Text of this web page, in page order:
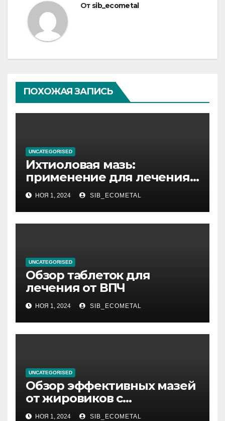
От sib_ecometal
ПОХОЖАЯ ЗАПИСЬ
UNCATEGORISED
Ихтиоловая мазь:
применение для лечения
фурункулов
НОЯ 1, 2024 SIB_ECOMETAL
UNCATEGORISED
Обзор таблеток для
лечения от ВПЧ
НОЯ 1, 2024 SIB_ECOMETAL
UNCATEGORISED
Обзор эффективных мазей
от жировиков с
рассасывающим эффектом
НОЯ 1, 2024 SIB_ECOMETAL